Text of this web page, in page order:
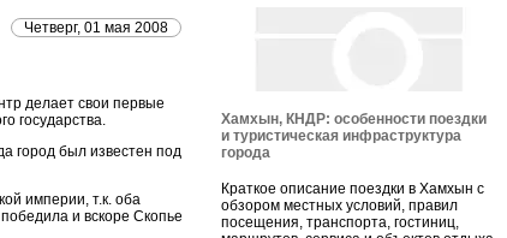
Четверг, 01 мая 2008
делает свои первые
государства.
город был известен под
империи, т.к. оба
и вскоре Скопье
Хамхын, КНДР: особенности поездки
и туристическая инфраструктура
города
Краткое описание поездки в Хамхын с
обзором местных условий, правил
посещения, транспорта, гостиниц,